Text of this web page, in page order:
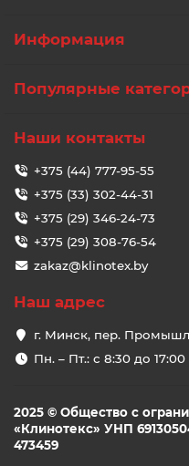
Информация
Популярные
Наши контакты
+375 (44) 777-95-55
+375 (33) 302-44-31
+375 (29) 346-24-73
+375 (29) 308-76-54
zakaz@klinotex.by
Наш адрес
г. Минск, пер.
Пн. – Пт.: с 8:30 до 17:00
2025 © Общество с
«Клинотекс» УНП
473459